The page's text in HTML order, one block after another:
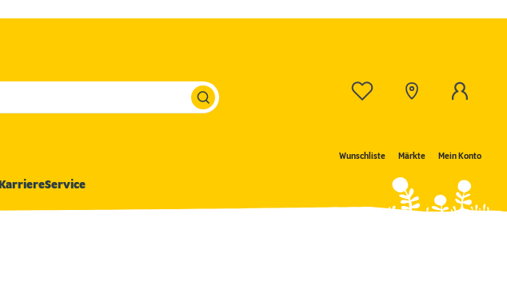
Wunschliste Märkte Mein Konto
KarriereService